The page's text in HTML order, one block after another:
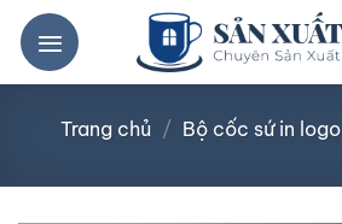
qua
Trang chủ / Bộ cốc sứ in logo